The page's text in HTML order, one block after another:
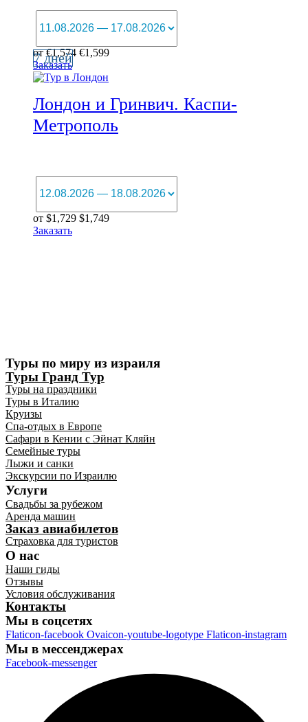
от€1,574 €1,599
Заказать
7 дней
Лондон и Гринвич. Каспи-
Метрополь
от $1,729 $1,749
Заказать
Туры по миру из израиля
Туры Гранд Тур
Туры на праздники
Туры в Италию
Круизы
Спа-отдых в Европе
Сафари в Кении с Эйнат Кляйн
Семейные туры
Лыжи и санки
Экскурсии по Израилю
Услуги
Свадьбы за рубежом
Аренда машин
Заказ авиабилетов
Страховка для туристов
О нас
Наши гиды
Отзывы
Условия обслуживания
Контакты
Мы в соцсетях
Flaticon-facebook Ovaicon-youtube-logotype Flaticon-instagram
Мы в мессенджерах
Facebook-messenger